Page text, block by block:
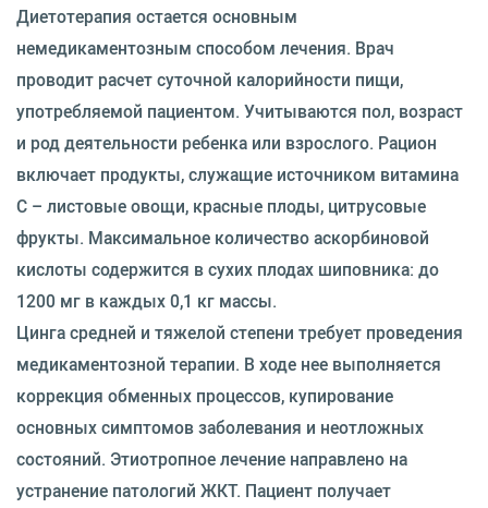
Диетотерапия остается основным
немедикаментозным способом лечения. Врач
проводит расчет суточной калорийности пищи,
употребляемой пациентом. Учитываются пол, возраст
и род деятельности ребенка или взрослого. Рацион
включает продукты, служащие источником витамина
C – листовые овощи, красные плоды, цитрусовые
фрукты. Максимальное количество аскорбиновой
кислоты содержится в сухих плодах шиповника: до
1200 мг в каждых 0,1 кг массы.
Цинга средней и тяжелой степени требует проведения
медикаментозной терапии. В ходе нее выполняется
коррекция обменных процессов, купирование
основных симптомов заболевания и неотложных
состояний. Этиотропное лечение направлено на
устранение патологий ЖКТ. Пациент получает